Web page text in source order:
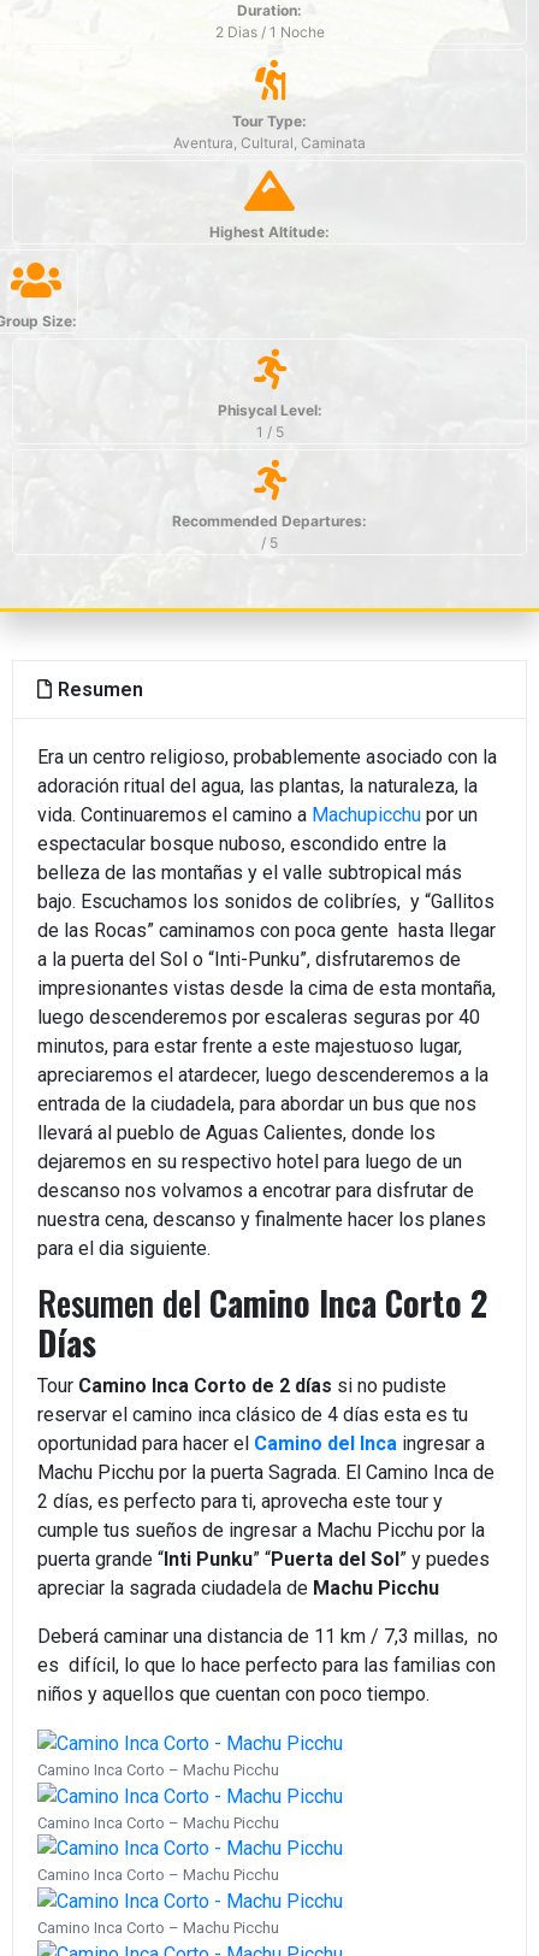
Duration:
2 Dias / 1 Noche
Tour Type:
Aventura, Cultural, Caminata
Highest Altitude:
Size:
Phisycal Level:
1 / 5
Recommended Departures:
/ 5
Resumen
Era un centro religioso, probablemente asociado con la
adoración ritual del agua, las plantas, la naturaleza, la
vida. Continuaremos el camino a Machupicchu por un
espectacular bosque nuboso, escondido entre la
belleza de las montañas y el valle subtropical más
bajo. Escuchamos los sonidos de colibríes, y “Gallitos
de las Rocas” caminamos con poca gente hasta llegar
a la puerta del Sol o “Inti-Punku”, disfrutaremos de
impresionantes vistas desde la cima de esta montaña,
luego descenderemos por escaleras seguras por 40
minutos, para estar frente a este majestuoso lugar,
apreciaremos el atardecer, luego descenderemos a la
entrada de la ciudadela, para abordar un bus que nos
llevará al pueblo de Aguas Calientes, donde los
dejaremos en su respectivo hotel para luego de un
descanso nos volvamos a encotrar para disfrutar de
nuestra cena, descanso y finalmente hacer los planes
para el dia siguiente.
Resumen del Camino Inca Corto 2
Días
Tour Camino Inca Corto de 2 días si no pudiste
reservar el camino inca clásico de 4 días esta es tu
oportunidad para hacer el Camino del Inca ingresar a
Machu Picchu por la puerta Sagrada. El Camino Inca de
2 días, es perfecto para ti, aprovecha este tour y
cumple tus sueños de ingresar a Machu Picchu por la
puerta grande “Inti Punku” “Puerta del Sol” y puedes
apreciar la sagrada ciudadela de Machu Picchu
Deberá caminar una distancia de 11 km / 7,3 millas, no
es difícil, lo que lo hace perfecto para las familias con
niños y aquellos que cuentan con poco tiempo.
Camino Inca Corto – Machu Picchu
Camino Inca Corto – Machu Picchu
Camino Inca Corto – Machu Picchu
Camino Inca Corto – Machu Picchu